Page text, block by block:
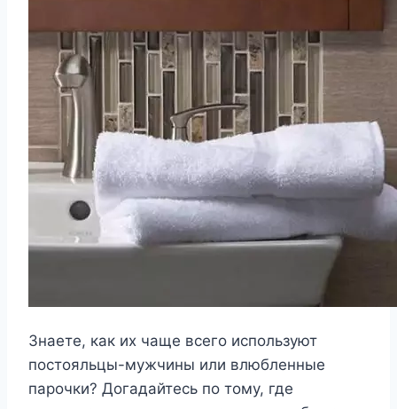
Знаете, как их чаще всего используют
постояльцы-мужчины или влюбленные
парочки? Догадайтесь по тому, где